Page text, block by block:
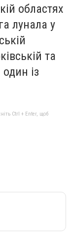
областях
лунала у
та
із
Ctrl + Enter, щоб